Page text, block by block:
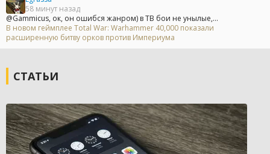
58 минут назад
@Gammicus, ок, он ошибся жанром) в ТВ бои не унылые,...
В новом геймплее Total War: Warhammer 40,000 показали
расширенную битву орков против Империума
СТАТЬИ